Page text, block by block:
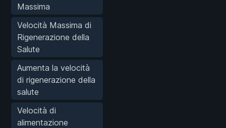
Massima
Velocità Massima di
Rigenerazione della
Salute
Aumenta la velocità
di rigenerazione della
salute
Velocità di
alimentazione